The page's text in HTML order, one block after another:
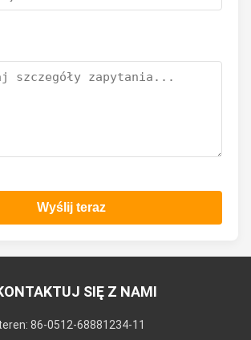
Wyślij teraz
SIĘ Z NAMI
86-0512-68881234-11